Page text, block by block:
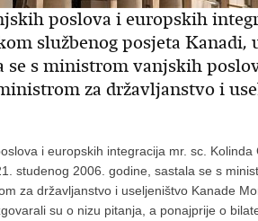
poslova i europskih
službenog posjeta Kanadi,
se s ministrom vanjskih
za državljanstvo i
i europskih integracija mr. sc.
studenog 2006. godine, sastala se s
za državljanstvo i useljeništvo Kanade
su o nizu pitanja, a ponajprije o